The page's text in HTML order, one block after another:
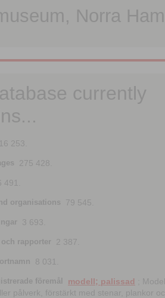
Norra
currently
253.
275 428.
491.
organisations 79 545.
3 693.
rapporter 2 387.
8 031.
föremål modell; palissad
;
pålverk, förstärkt med stenar, plankor